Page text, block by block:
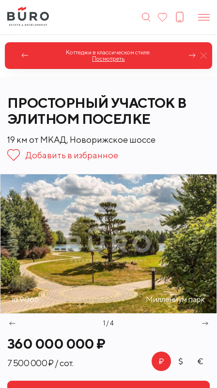
Коттеджи в классическом стиле.
Посмотреть
ПРОСТОРНЫЙ УЧАСТОК В
ЭЛИТНОМ ПОСЕЛКЕ
19 км от МКАД, Новорижское шоссе
Добавить в избранное
360 000 000 ₽
7 500 000 ₽ / сот.
id 9066 Миллениум парк
1 / 4